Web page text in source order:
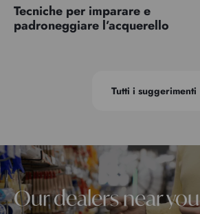
Tecniche per imparare e
padroneggiare l’acquerello
Tutti i suggerimenti
Our dealers near you